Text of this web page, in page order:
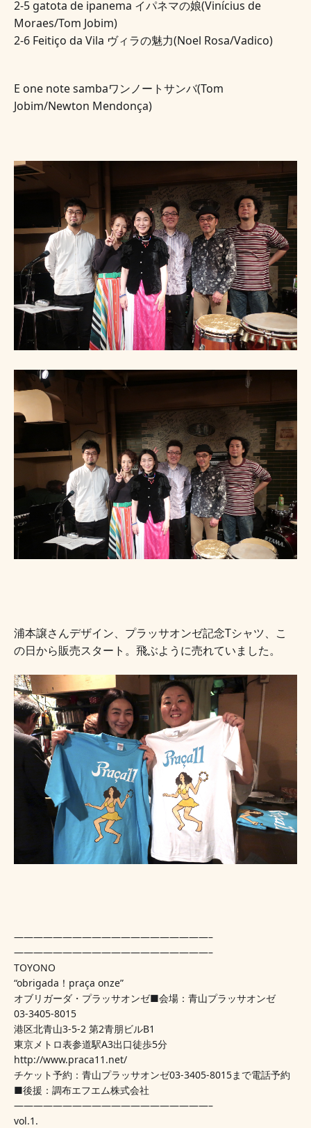
2-5 gatota de ipanema イパネマの娘(Vinícius de
Moraes/Tom Jobim)
2-6 Feitiço da Vila ヴィラの魅力(Noel Rosa/Vadico)
E one note sambaワンノートサンバ(Tom
Jobim/Newton Mendonça)
浦本譲さんデザイン、プラッサオンゼ記念Tシャツ、こ
の日から販売スタート。 飛ぶように売れていました。
————————————————————–
————————————————————–
TOYONO
“obrigada！praça onze”
オブリガーダ・プラッサオンゼ■会場：青山プラッサオンゼ
03-3405-8015
港区北青山3-5-2 第2青朋ビルB1
東京メトロ表参道駅A3出口徒歩5分
http://www.praca11.net/
チケット予約：青山プラッサオンゼ03-3405-8015まで電話予約
■後援：調布エフエム株式会社
————————————————————–
vol.1.